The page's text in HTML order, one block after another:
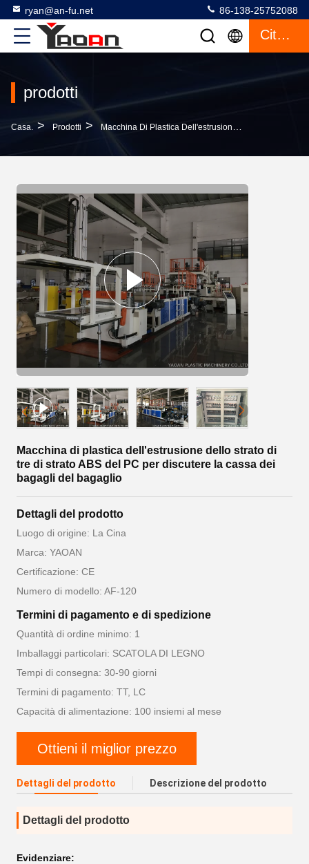
ryan@an-fu.net 86-138-25752088
Citazione
prodotti
Casa. > Prodotti > Macchina Di Plastica Dell'estrusione Dello Strato
Macchina di plastica dell'estrusione dello strato di
tre di strato ABS del PC per discutere la cassa dei
bagagli del bagaglio
Dettagli del prodotto
Luogo di origine: La Cina
Marca: YAOAN
Certificazione: CE
Numero di modello: AF-120
Termini di pagamento e di spedizione
Quantità di ordine minimo: 1
Imballaggi particolari: SCATOLA DI LEGNO
Tempi di consegna: 30-90 giorni
Termini di pagamento: TT, LC
Capacità di alimentazione: 100 insiemi al mese
Ottieni il miglior prezzo
Dettagli del prodotto Descrizione del prodotto
Dettagli del prodotto
Evidenziare: